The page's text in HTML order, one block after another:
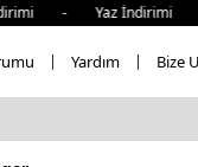
Yardım Bize